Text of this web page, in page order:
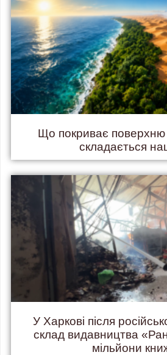
Що покриває поверхню
складається
У Харкові після
склад видавництва
мільйони